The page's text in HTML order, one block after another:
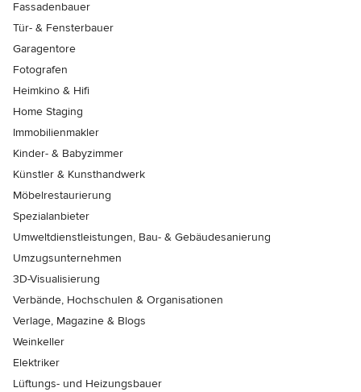
Fassadenbauer
Tür- & Fensterbauer
Garagentore
Fotografen
Heimkino & Hifi
Home Staging
Immobilienmakler
Kinder- & Babyzimmer
Künstler & Kunsthandwerk
Möbelrestaurierung
Spezialanbieter
Umweltdienstleistungen, Bau- & Gebäudesanierung
Umzugsunternehmen
3D-Visualisierung
Verbände, Hochschulen & Organisationen
Verlage, Magazine & Blogs
Weinkeller
Elektriker
Lüftungs- und Heizungsbauer